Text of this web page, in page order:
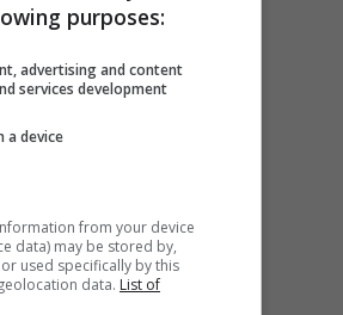
riscontarti
23 Marzo 2010
purposes:
advertising and content
services development
a device
from your device
data) may be stored by,
used specifically by this
data. List of